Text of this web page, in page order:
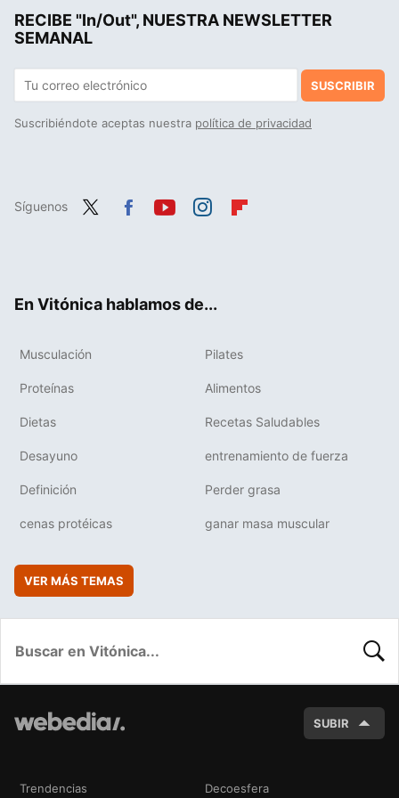
RECIBE "In/Out", NUESTRA NEWSLETTER
SEMANAL
SUSCRIBIR
Suscribiéndote aceptas nuestra política de privacidad
Síguenos
En Vitónica hablamos de...
Musculación Pilates
Proteínas Alimentos
Dietas Recetas Saludables
Desayuno entrenamiento de fuerza
Definición Perder grasa
cenas protéicas ganar masa muscular
VER MÁS TEMAS
SUBIR
Trendencias Decoesfera